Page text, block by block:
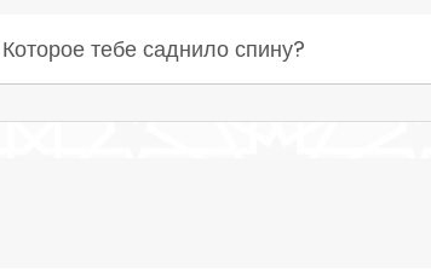
Которое тебе саднило спину?